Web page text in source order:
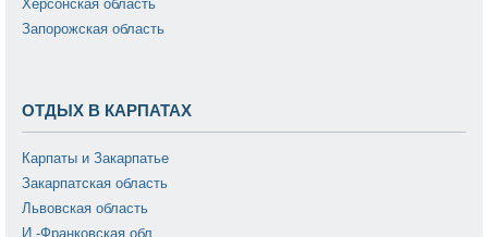
Херсонская область
Запорожская область
ОТДЫХ В КАРПАТАХ
Карпаты и Закарпатье
Закарпатская область
Львовская область
И.-Франковская обл.